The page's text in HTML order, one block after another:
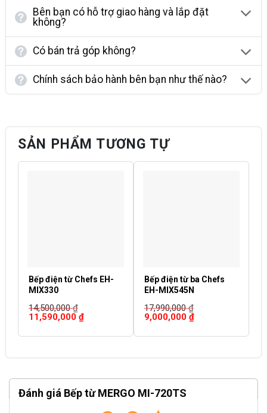
Bên bạn có hỗ trợ giao hàng và lắp đặt
không?
Có bán trả góp không?
Chính sách bảo hành bên bạn như thế nào?
SẢN PHẨM TƯƠNG TỰ
Bếp điện từ Chefs EH-
MIX330
14,500,000₫
Giá
gốc
là:
11,590,000 ₫Giá
tại
Bếp điện từ ba Chefs
EH-MIX545N
17,990,000₫
Giá
gốc
là:
9,000,000 ₫Giá
tại
Đánh giá Bếp từ MERGO MI-720TS